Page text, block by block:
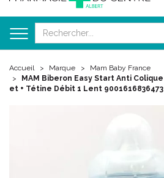
Accueil Marque
Mam Baby France
MAM Biberon Easy Start Anti
et + Tétine Débit 1 Lent 9001616836473